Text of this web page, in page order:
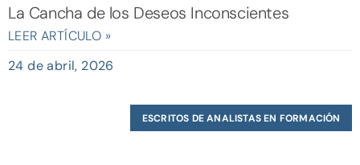
La Cancha de los Deseos Inconscientes
LEER ARTÍCULO »
24 de abril, 2026
ESCRITOS DE ANALISTAS EN FORMACIÓN